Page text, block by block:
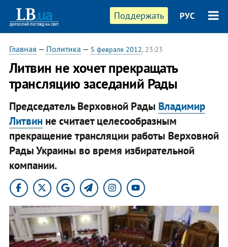
Поддержать РУС
Главная — Политика — 5 февраля 2012, 23:23
Литвин не хочет прекращать
трансляцию заседаний Рады
Председатель Верховной Рады Владимир
Литвин не считает целесообразным
прекращение трансляции работы Верховной
Рады Украины во время избирательной
компании.